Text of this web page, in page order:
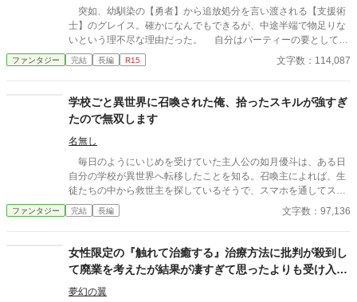
突如、幼馴染の【勇者】から追放処分を言い渡される【支援術
士】のグレイス。確かになんでもできるが、中途半端で物足りな
いという理不尽な理由だった。 自分はパーティーの要として頑
張ってきたから納得できないと食い下がるグレイスに対し、【勇
者】はその代わりに【治癒術士】と【補助術士】を入れたのでも
【魔術士】の少女を頼むと言い残し、グレイスはパーティーから
立ち去ることに。 だが、グレイスの【支援術士】としての腕は
【勇者】の想像を遥かに超えるものであり、ありとあらゆるもの
を回復する能力を秘めていた。 グレイスがその卓越した技術を
生かし、【なんでも屋】で生計を立てて評判を高めていく一方、
勇者パーティーはグレイスが去った影響で歯車が狂い始め、何を
やっても上手くいかなくなる。 人脈を広げていったグレイスの
周りにはいつしか賞賛する人々で溢れ、落ちぶれていく【勇者】
とは対照的に地位や名声をどんどん高めていくのだった。
ファンタジー 完結 長編 R15 文字数：114,087
学校ごと異世界に召喚された俺、拾ったスキルが強すぎ
たので無双します
名無し
毎日のようにいじめを受けていた主人公の如月優斗は、ある日
自分の学校が異世界へ転移したことを知る。召喚主によれば、生
徒たちの中から救世主を探しているそうで、スマホを通してスキ
ルをタダで配るのだという。それがきっかけで神スキルを得た如
月は、あっという間に最強の男へと進化していく。
ファンタジー 完結 長編 文字数：97,136
女性限定の『触れて治癒する』治療方法に批判が殺到し
て廃業を考えたが結果が凄すぎて思ったよりも受け入れ
て貰えた
夢幻の翼